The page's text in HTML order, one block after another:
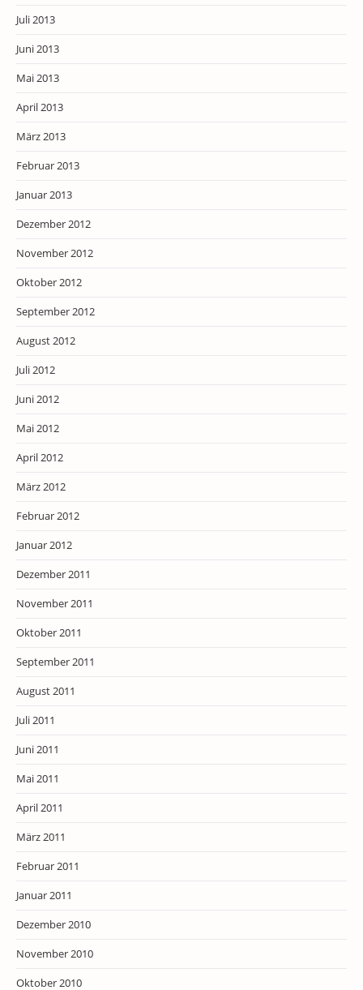
Juli 2013
Juni 2013
Mai 2013
April 2013
März 2013
Februar 2013
Januar 2013
Dezember 2012
November 2012
Oktober 2012
September 2012
August 2012
Juli 2012
Juni 2012
Mai 2012
April 2012
März 2012
Februar 2012
Januar 2012
Dezember 2011
November 2011
Oktober 2011
September 2011
August 2011
Juli 2011
Juni 2011
Mai 2011
April 2011
März 2011
Februar 2011
Januar 2011
Dezember 2010
November 2010
Oktober 2010